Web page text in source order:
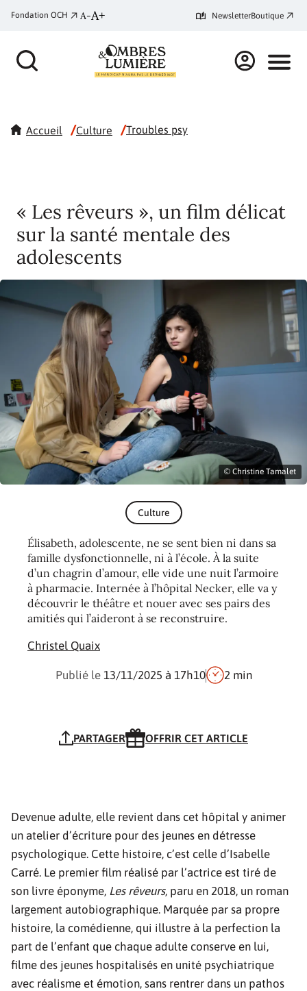
Fondation OCH A-A+ NewsletterBoutique
Accueil /Culture /Troubles psy
« Les rêveurs », un film délicat
sur la santé mentale des
adolescents
Culture
Élisabeth, adolescente, ne se sent bien ni dans sa
famille dysfonctionnelle, ni à l’école. À la suite
d’un chagrin d’amour, elle vide une nuit l’armoire
à pharmacie. Internée à l’hôpital Necker, elle va y
découvrir le théâtre et nouer avec ses pairs des
amitiés qui l’aideront à se reconstruire.
Christel Quaix
Publié le 13/11/2025 à 17h10 2 min
© Christine Tamalet
PARTAGER OFFRIR CET ARTICLE
Devenue adulte, elle revient dans cet hôpital y animer
un atelier d’écriture pour des jeunes en détresse
psychologique. Cette histoire, c’est celle d’Isabelle
Carré. Le premier film réalisé par l’actrice est tiré de
son livre éponyme, Les rêveurs, paru en 2018, un roman
largement autobiographique. Marquée par sa propre
histoire, la comédienne, qui illustre à la perfection la
part de l’enfant que chaque adulte conserve en lui,
filme des jeunes hospitalisés en unité psychiatrique
avec réalisme et émotion, sans rentrer dans un pathos